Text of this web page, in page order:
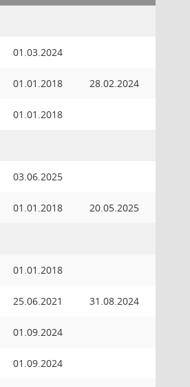
01.03.2024
01.01.2018 28.02.2024
01.01.2018
03.06.2025
01.01.2018 20.05.2025
01.01.2018
25.06.2021 31.08.2024
01.09.2024
01.09.2024